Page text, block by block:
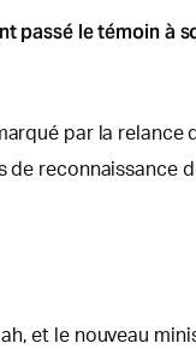
passé le témoin à
par la relance
de reconnaissance
et le nouveau